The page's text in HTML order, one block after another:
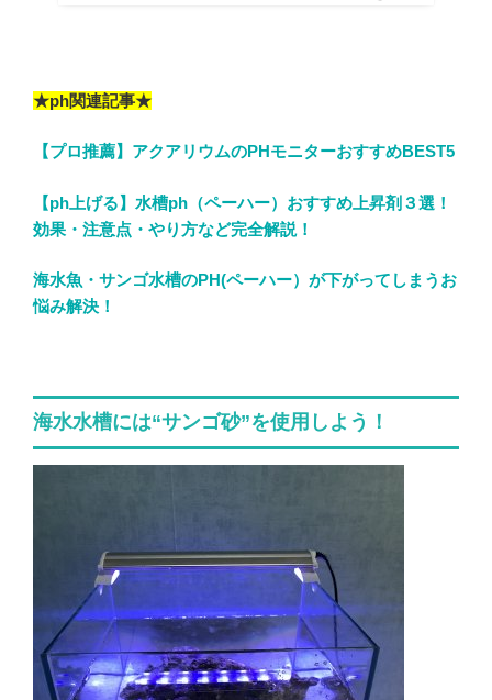
★ph関連記事★
【プロ推薦】アクアリウムのPHモニターおすすめBEST5
【ph上げる】水槽ph（ペーハー）おすすめ上昇剤３選！
効果・注意点・やり方など完全解説！
海水魚・サンゴ水槽のPH(ペーハー）が下がってしまうお
悩み解決！
海水水槽には“サンゴ砂”を使用しよう！